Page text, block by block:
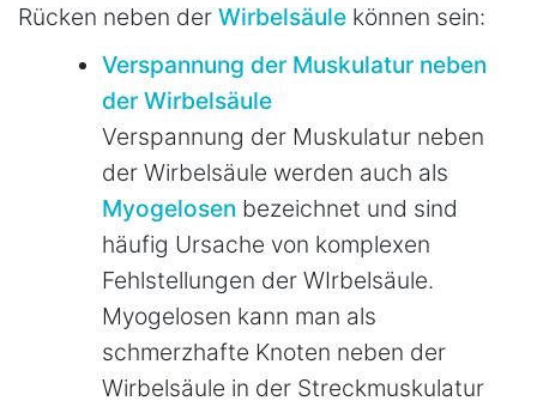
Rücken neben der Wirbelsäule können sein:
Verspannung der Muskulatur neben
der Wirbelsäule
Verspannung der Muskulatur neben
der Wirbelsäule werden auch als
Myogelosen bezeichnet und sind
häufig Ursache von komplexen
Fehlstellungen der WIrbelsäule.
Myogelosen kann man als
schmerzhafte Knoten neben der
Wirbelsäule in der Streckmuskulatur